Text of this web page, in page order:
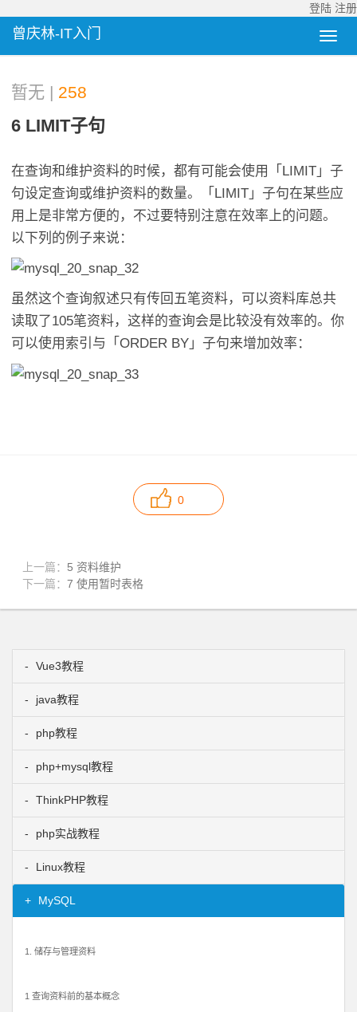
登陆 注册
曾庆林-IT入门
暂无 | 258
6 LIMIT子句
在查询和维护资料的时候，都有可能会使用「LIMIT」子
句设定查询或维护资料的数量。「LIMIT」子句在某些应
用上是非常方便的，不过要特别注意在效率上的问题。
以下列的例子来说：
虽然这个查询叙述只有传回五笔资料，可以资料库总共
读取了105笔资料，这样的查询会是比较没有效率的。你
可以使用索引与「ORDER BY」子句来增加效率：
0
上一篇： 5 资料维护
下一篇： 7 使用暂时表格
Vue3教程
java教程
php教程
php+mysql教程
ThinkPHP教程
php实战教程
Linux教程
MySQL
1. 储存与管理资料
1 查询资料前的基本概念